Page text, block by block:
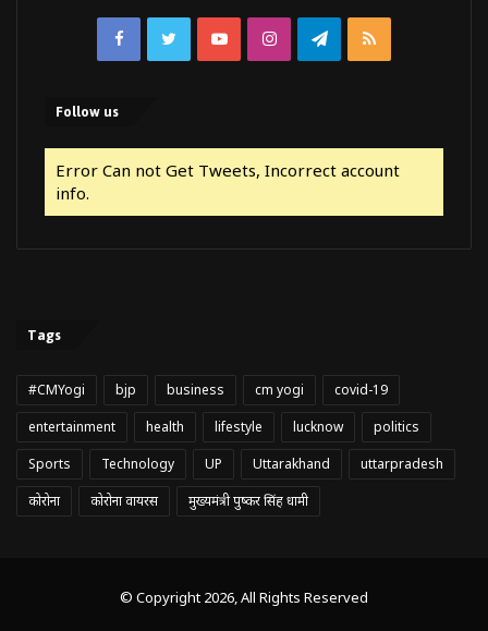
FacebookTwitterYouTubeInstagramTelegram
RSS
Follow us
Error Can not Get Tweets, Incorrect account
info.
Tags
#CMYogi bjp business cm yogi
covid-19
entertainment
health lifestyle lucknow
politics
Sports
Technology UP Uttarakhand
uttarpradesh
कोरोना
कोरोना वायरस मुख्यमंत्री पुष्कर सिंह धामी
© Copyright 2026, All Rights Reserved